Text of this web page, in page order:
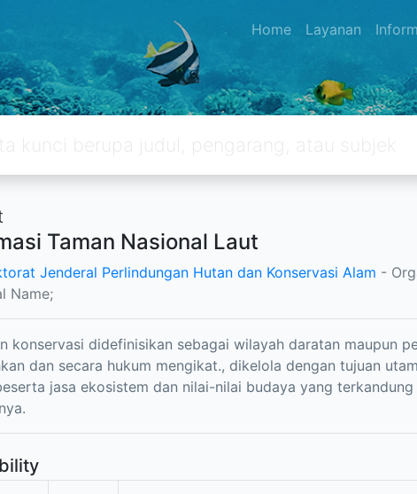
Home Layanan
Taman Nasional Laut
Jenderal Perlindungan Hutan dan Konservasi Alam -
Name;
konservasi didefinisikan sebagai wilayah daratan maupun
dan secara hukum mengikat., dikelola dengan tujuan
jasa ekosistem dan nilai-nilai budaya yang